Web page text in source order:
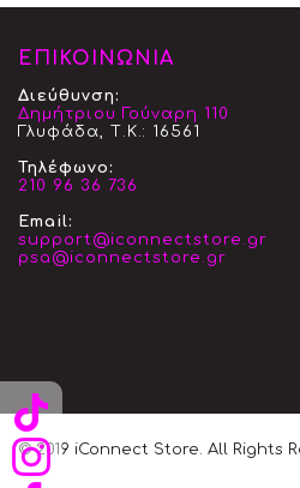
ΕΠΙΚΟΙΝΩΝΙΑ
Διεύθυνση:
Δημήτριου Γούναρη 110
Γλυφάδα, Τ.Κ.: 16561
Τηλέφωνο:
210 96 36 736
Email:
support@iconnectstore.gr
psa@iconnectstore.gr
© 2019 iConnect Store. All Rights